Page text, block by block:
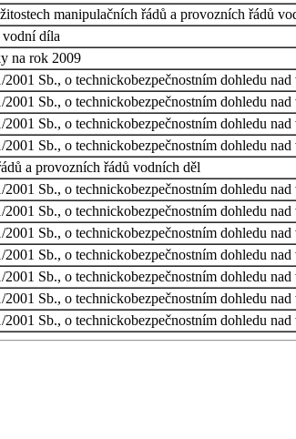
manipulačních řádů a provozních řádů
vodní díla
na rok 2009
Sb., o technickobezpečnostním dohledu
Sb., o technickobezpečnostním dohledu
Sb., o technickobezpečnostním dohledu
Sb., o technickobezpečnostním dohledu
a provozních řádů vodních děl
Sb., o technickobezpečnostním dohledu
Sb., o technickobezpečnostním dohledu
Sb., o technickobezpečnostním dohledu
Sb., o technickobezpečnostním dohledu
Sb., o technickobezpečnostním dohledu
Sb., o technickobezpečnostním dohledu
Sb., o technickobezpečnostním dohledu